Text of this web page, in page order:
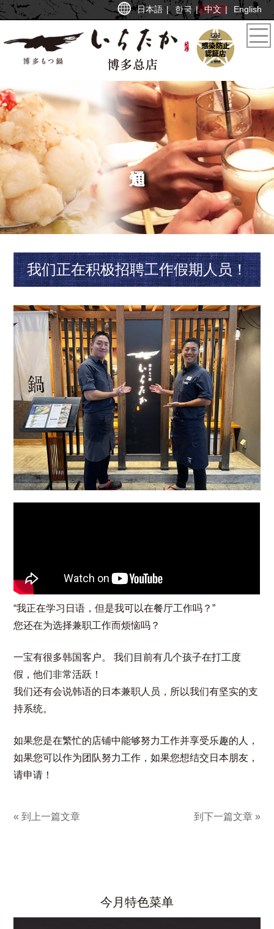
日本語 한국 中文 English
我们正在积极招聘工作假期人员！
“我正在学习日语，但是我可以在餐厅工作吗？”
您还在为选择兼职工作而烦恼吗？
一宝有很多韩国客户。 我们目前有几个孩子在打工度
假，他们非常活跃！
我们还有会说韩语的日本兼职人员，所以我们有坚实的支
持系统。
如果您是在繁忙的店铺中能够努力工作并享受乐趣的人，
如果您可以作为团队努力工作，如果您想结交日本朋友，
请申请！
« 到上一篇文章 到下一篇文章 »
今月特色菜单